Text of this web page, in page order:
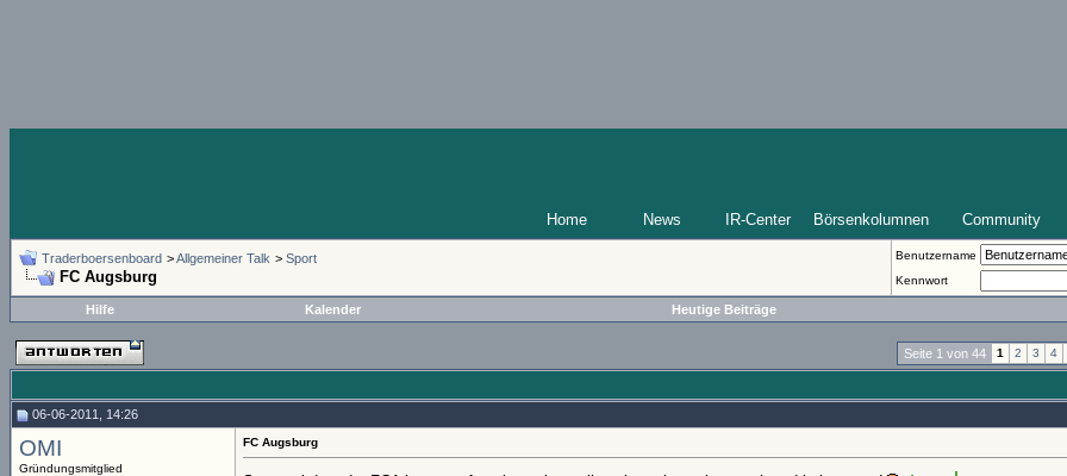
Home News IR-Center Börsenkolumnen Community
Traderboersenboard >Allgemeiner Talk > Sport
FC Augsburg
Benutzername
Kennwort
Hilfe Kalender Heutige Beiträge
Seite 1 von 44 1 2 3 4
06-06-2011, 14:26
OMI
Gründungsmitglied
FC Augsburg